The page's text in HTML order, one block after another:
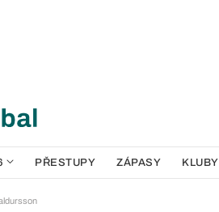
PŘESTUPY ZÁPASY KLUBY